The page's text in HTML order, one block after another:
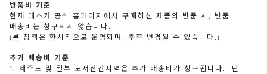
반품비 기준
현재 데스커 공식 홈페이지에서 구매하신 제품의 반품 시, 반품
배송비는 청구되지 않습니다.
(본 정책은 한시적으로 운영되며, 추후 변경될 수 있습니다.)
추가 배송비 기준
1. 제주도 및 일부 도서산간지역은 추가 배송비가 청구됩니다. 단